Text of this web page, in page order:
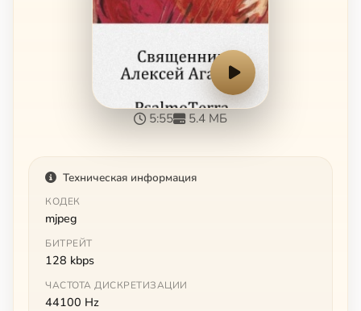
5:55 5.4 МБ
Техническая информация
КОДЕК
mjpeg
БИТРЕЙТ
128 kbps
ЧАСТОТА ДИСКРЕТИЗАЦИИ
44100 Hz